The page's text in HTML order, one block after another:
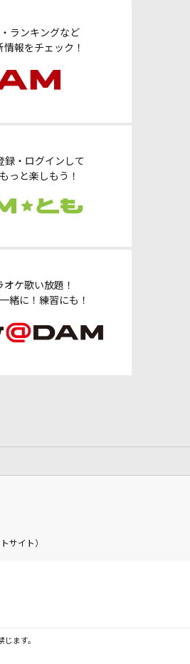
ランキングなど
情報をチェック！
録・ログインして
っと楽しもう！
オケ歌い放題！
緒に！練習にも！
サイト）
ます。